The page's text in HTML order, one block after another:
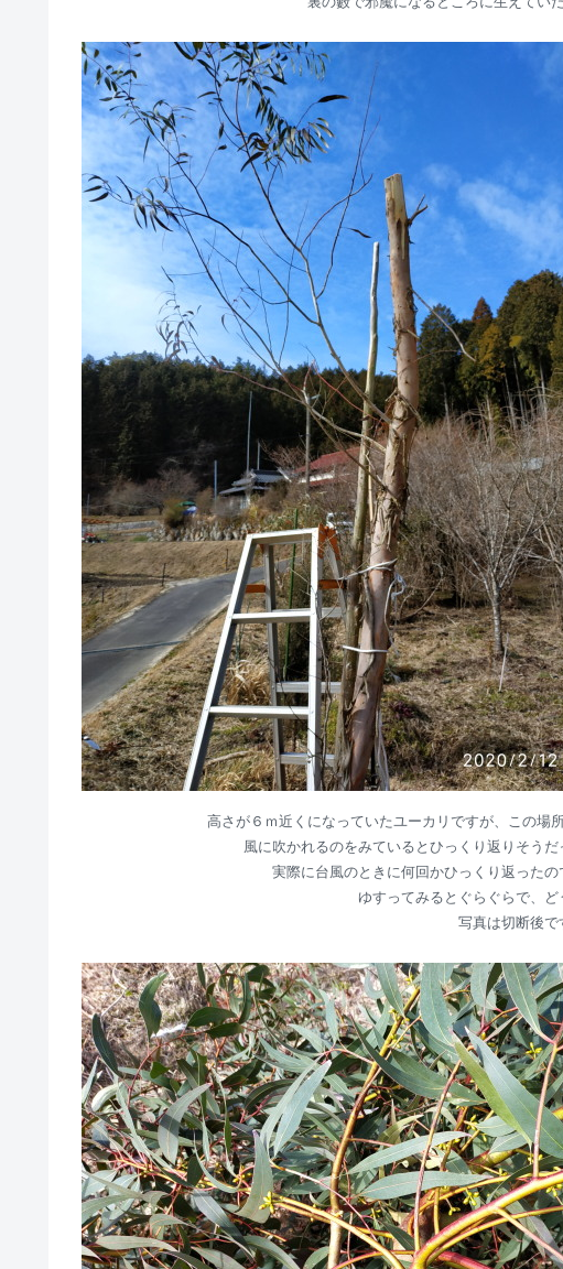
高さが６ｍ近くになっていたユーカリですが、この場
風に吹かれるのをみているとひっくり返りそうだ
実際に台風のときに何回かひっくり返ったの
ゆすってみるとぐらぐらで、ど
写真は切断後で